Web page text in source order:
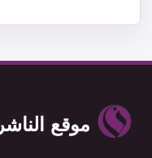
موقع الناشر